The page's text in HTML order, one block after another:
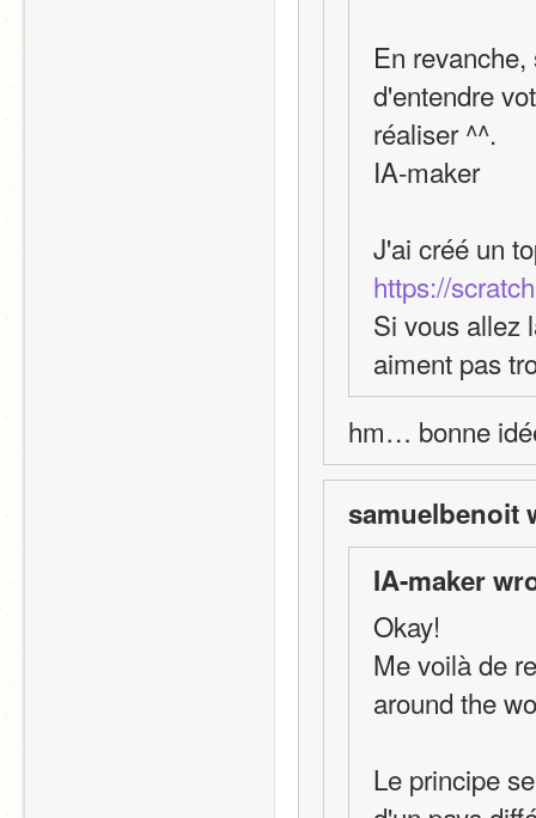
En
d'entendre
réaliser ^^.
IA-maker
J'ai créé un
https://
Si vous allez
aiment pas
hm… bonne
samuelbenoit
IA-maker
Okay!
Me voilà de
around the
Le principe